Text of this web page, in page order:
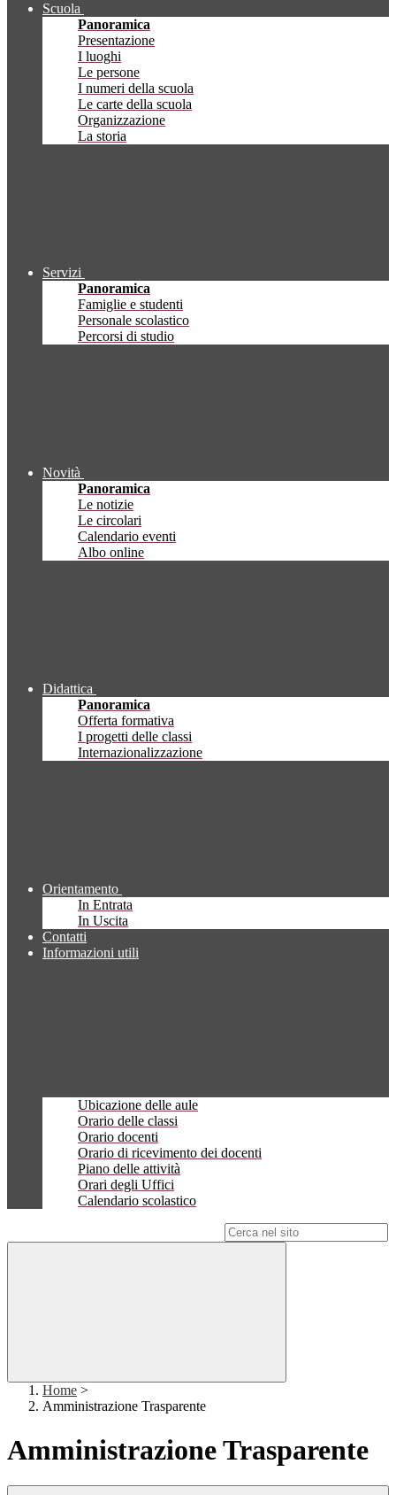
Scuola
Panoramica
Presentazione
I luoghi
Le persone
I numeri della scuola
Le carte della scuola
Organizzazione
La storia
Servizi
Panoramica
Famiglie e studenti
Personale scolastico
Percorsi di studio
Novità
Panoramica
Le notizie
Le circolari
Calendario eventi
Albo online
Didattica
Panoramica
Offerta formativa
I progetti delle classi
Internazionalizzazione
Orientamento
In Entrata
In Uscita
Contatti
Informazioni utili
Ubicazione delle aule
Orario delle classi
Orario docenti
Orario di ricevimento dei docenti
Piano delle attività
Orari degli Uffici
Calendario scolastico
Home >
Amministrazione Trasparente
Amministrazione Trasparente